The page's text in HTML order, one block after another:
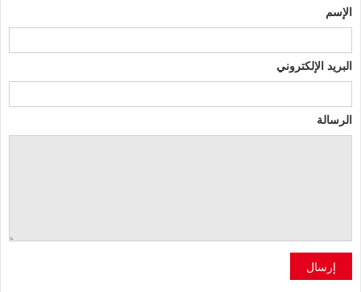
الإسم
البريد الإلكتروني
الرسالة
إرسال